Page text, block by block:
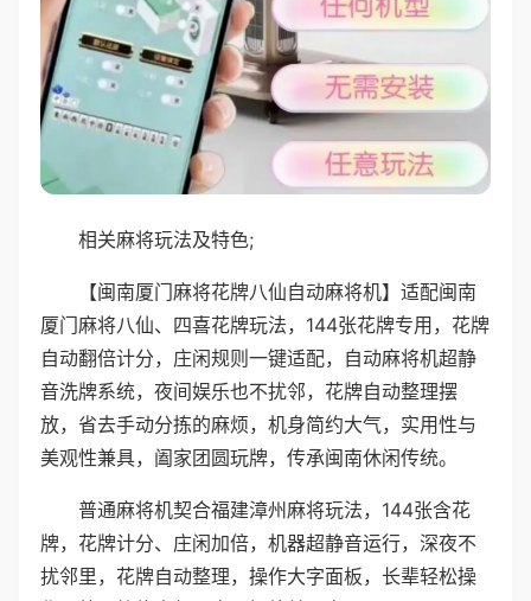
相关麻将玩法及特色;
【闽南厦门麻将花牌八仙自动麻将机】适配闽南
厦门麻将八仙、四喜花牌玩法，144张花牌专用，花牌
自动翻倍计分，庄闲规则一键适配，自动麻将机超静
音洗牌系统，夜间娱乐也不扰邻，花牌自动整理摆
放，省去手动分拣的麻烦，机身简约大气，实用性与
美观性兼具，阖家团圆玩牌，传承闽南休闲传统。
普通麻将机契合福建漳州麻将玩法，144张含花
牌，花牌计分、庄闲加倍，机器超静音运行，深夜不
扰邻里，花牌自动整理，操作大字面板，长辈轻松操